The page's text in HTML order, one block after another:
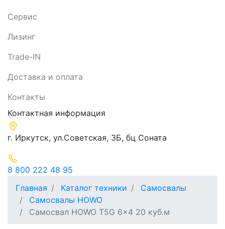
Сервис
Лизинг
Trade-IN
Доставка и оплата
Контакты
Контактная информация
г. Иркутск, ул.​Советская, 3Б, бц Соната
8 800 222 48 95
Главная
Каталог техники
Cамосвалы
Самосвалы HOWO
Самосвал HOWO T5G 6x4 20 куб.м